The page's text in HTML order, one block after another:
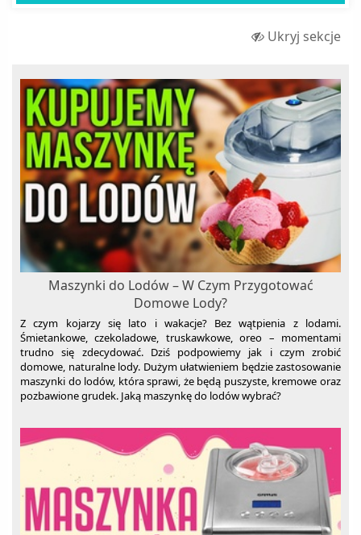
Parowary
Parownice do sprzątania
Roboty kuchenne
Ryżowary
Sokowirówki
Spieniacze do mleka
Szuflady grzewcze
Szybkowary
Wagi kuchenne
Wagi łazienkowe
Wolnowary
Wyciskarki do cytrusów
Wyciskarki wolnoobrotowe
Wypiekacze do chleba
Zamknij
Ukryj sekcje
Maszynki do Lodów – W Czym Przygotować
Domowe Lody?
Z czym kojarzy się lato i wakacje? Bez wątpienia z lodami.
Śmietankowe, czekoladowe, truskawkowe, oreo – momentami
trudno się zdecydować. Dziś podpowiemy jak i czym zrobić
domowe, naturalne lody. Dużym ułatwieniem będzie zastosowanie
maszynki do lodów, która sprawi, że będą puszyste, kremowe oraz
pozbawione grudek. Jaką maszynkę do lodów wybrać?